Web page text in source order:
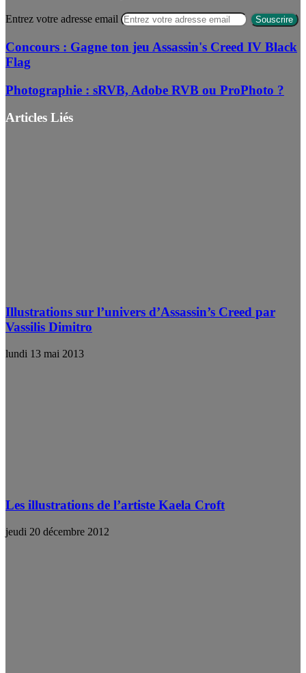
Entrez votre adresse email
Concours : Gagne ton jeu Assassin's Creed IV Black
Flag
Photographie : sRVB, Adobe RVB ou ProPhoto ?
Articles Liés
Illustrations sur l’univers d’Assassin’s Creed par
Vassilis Dimitro
lundi 13 mai 2013
Les illustrations de l’artiste Kaela Croft
jeudi 20 décembre 2012